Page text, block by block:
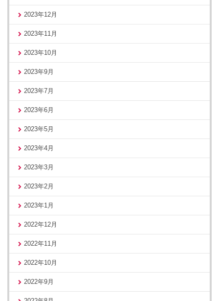
2023年12月
2023年11月
2023年10月
2023年9月
2023年7月
2023年6月
2023年5月
2023年4月
2023年3月
2023年2月
2023年1月
2022年12月
2022年11月
2022年10月
2022年9月